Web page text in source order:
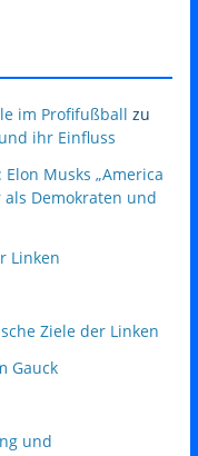
im Profifußball zu
ihr Einfluss
Musks „America
als Demokraten und
Linken
Ziele der Linken
Gauck
und